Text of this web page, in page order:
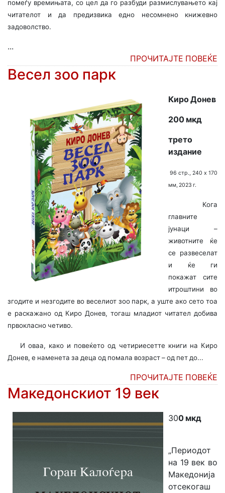
помеѓу времињата, со цел да го разбуди размислувањето кај
читателот и да предизвика едно несомнено книжевно
задоволство.
...
ПРОЧИТАЈТЕ ПОВЕЌЕ
Весел зоо парк
Киро Донев
200 мкд
трето
издание
96 стр., 240 х 170
мм, 2023 г.
Кога
главните
јунаци –
животните ќе
се развеселат
и ќе ги
покажат сите
итроштини во
згодите и незгодите во веселиот зоо парк, а уште ако сето тоа
е раскажано од Киро Донев, тогаш младиот читател добива
првокласно четиво.
И оваа, како и повеќето од четириесетте книги на Киро
Донев, е наменета за деца од помала возраст – од пет до...
ПРОЧИТАЈТЕ ПОВЕЌЕ
Македонскиот 19 век
300 мкд
„Периодот
на 19 век во
Македонија
отсекогаш